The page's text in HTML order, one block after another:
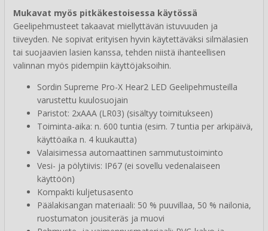
Mukavat myös pitkäkestoisessa käytössä
Geelipehmusteet takaavat miellyttävän istuvuuden ja
tiiveyden. Ne sopivat erityisen hyvin käytettäväksi silmälasien
tai suojaavien lasien kanssa, tehden niistä ihanteellisen
valinnan myös pidempiin käyttöjaksoihin.
Sordin Supreme Pro-X Hear2 LED Geelipehmusteilla
varustettu kuulosuojain
Paristot: 2xAAA (LR03) (sisältyy toimitukseen)
Toiminta-aika: n. 600 tuntia (esim. 7 tuntia per arkipäivä,
käyttöaika n. 4 kuukautta)
Valaisimessa automaattinen sammutustoiminto
Vesi- ja pölytiivis: IP67 (ei sovellu vedenalaiseen
käyttöön)
Kompakti kuljetusasento
Päälakisangan materiaali: 50 % puuvillaa, 50 % nailonia,
ruostumaton jousiteräs ja muovi